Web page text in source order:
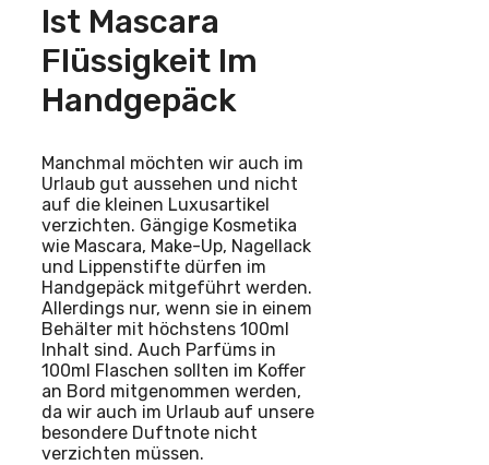
Ist Mascara
Flüssigkeit Im
Handgepäck
Manchmal möchten wir auch im
Urlaub gut aussehen und nicht
auf die kleinen Luxusartikel
verzichten. Gängige Kosmetika
wie Mascara, Make-Up, Nagellack
und Lippenstifte dürfen im
Handgepäck mitgeführt werden.
Allerdings nur, wenn sie in einem
Behälter mit höchstens 100ml
Inhalt sind. Auch Parfüms in
100ml Flaschen sollten im Koffer
an Bord mitgenommen werden,
da wir auch im Urlaub auf unsere
besondere Duftnote nicht
verzichten müssen.